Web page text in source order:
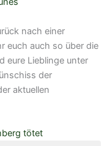
nach einer
euch auch so über die
eure Lieblinge unter
der
aktuellen
tötet